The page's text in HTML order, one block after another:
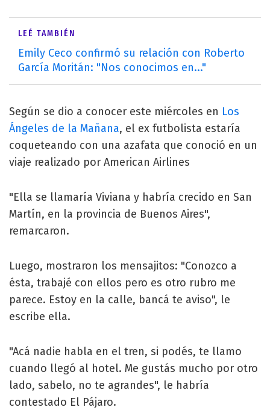
LEÉ TAMBIÉN
Emily Ceco confirmó su relación con Roberto
García Moritán: "Nos conocimos en..."
Según se dio a conocer este miércoles en Los
Ángeles de la Mañana, el ex futbolista estaría
coqueteando con una azafata que conoció en un
viaje realizado por American Airlines
"Ella se llamaría Viviana y habría crecido en San
Martín, en la provincia de Buenos Aires",
remarcaron.
Luego, mostraron los mensajitos: "Conozco a
ésta, trabajé con ellos pero es otro rubro me
parece. Estoy en la calle, bancá te aviso", le
escribe ella.
"Acá nadie habla en el tren, si podés, te llamo
cuando llegó al hotel. Me gustás mucho por otro
lado, sabelo, no te agrandes", le habría
contestado El Pájaro.